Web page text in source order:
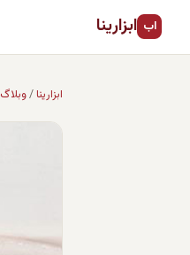
اب ابزارینا
ابزارینا /وبلاگ